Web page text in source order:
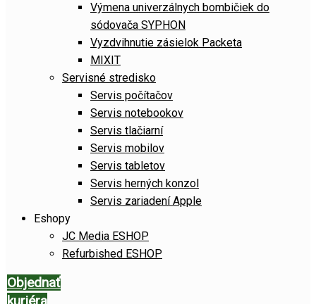
Výmena univerzálnych bombičiek do
sódovača SYPHON
Vyzdvihnutie zásielok Packeta
MIXIT
Servisné stredisko
Servis počítačov
Servis notebookov
Servis tlačiarní
Servis mobilov
Servis tabletov
Servis herných konzol
Servis zariadení Apple
Eshopy
JC Media ESHOP
Refurbished ESHOP
Objednať